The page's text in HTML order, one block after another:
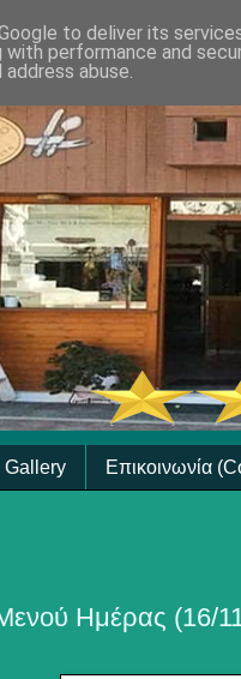
Gallery Επικοινωνία
Ημέρας (16/
to deliver its
with performance and
abuse.